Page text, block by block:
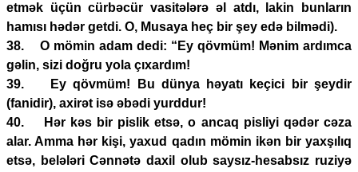
etmək üçün cürbəcür vasitələrə əl atdı, lakin bunların
hamısı hədər getdi. O, Musaya heç bir şey edə bilmədi).
38. O mömin adam dedi: “Ey qövmüm! Mənim ardımca
gəlin, sizi doğru yola çıxardım!
39. Ey qövmüm! Bu dünya həyatı keçici bir şeydir
(fanidir), axirət isə əbədi yurddur!
40. Hər kəs bir pislik etsə, o ancaq pisliyi qədər cəza
alar. Amma hər kişi, yaxud qadın mömin ikən bir yaxşılıq
etsə, belələri Cənnətə daxil olub saysız-hesabsız ruziyə